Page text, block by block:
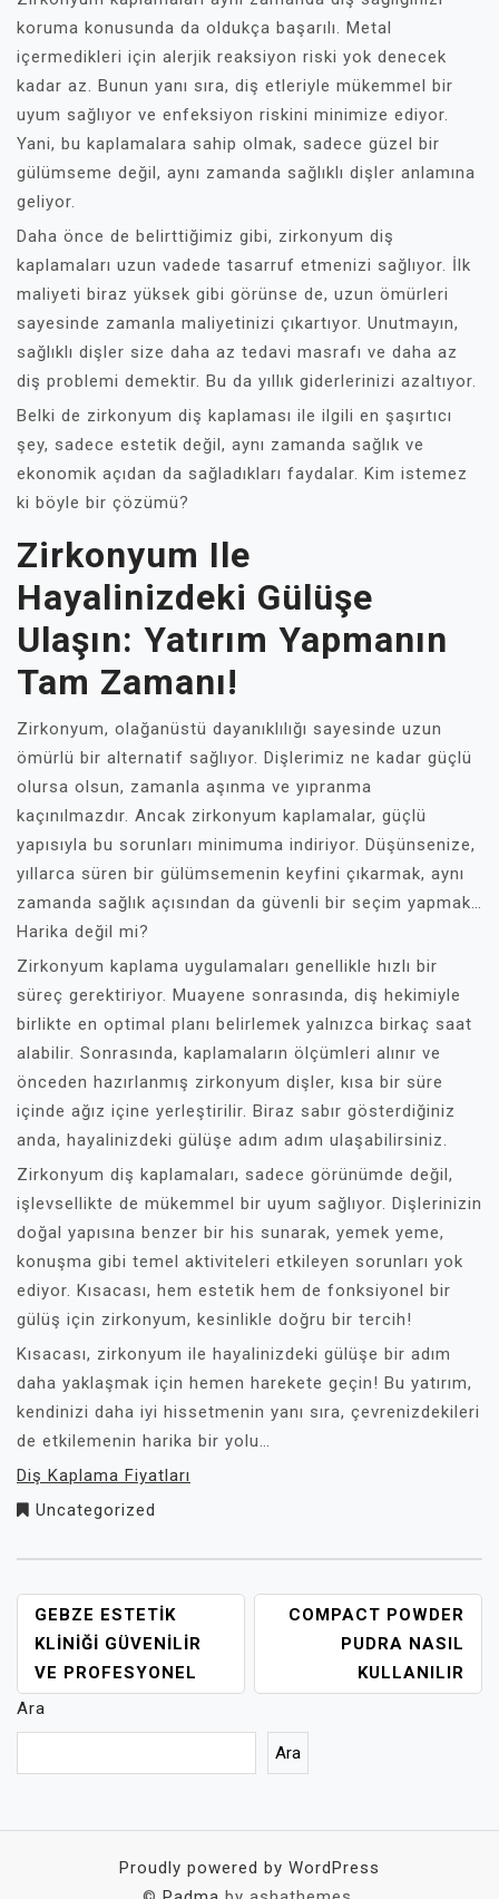
koruma konusunda da oldukça başarılı. Metal
içermedikleri için alerjik reaksiyon riski yok denecek
kadar az. Bunun yanı sıra, diş etleriyle mükemmel bir
uyum sağlıyor ve enfeksiyon riskini minimize ediyor.
Yani, bu kaplamalara sahip olmak, sadece güzel bir
gülümseme değil, aynı zamanda sağlıklı dişler anlamına
geliyor.
Daha önce de belirttiğimiz gibi, zirkonyum diş
kaplamaları uzun vadede tasarruf etmenizi sağlıyor. İlk
maliyeti biraz yüksek gibi görünse de, uzun ömürleri
sayesinde zamanla maliyetinizi çıkartıyor. Unutmayın,
sağlıklı dişler size daha az tedavi masrafı ve daha az
diş problemi demektir. Bu da yıllık giderlerinizi azaltıyor.
Belki de zirkonyum diş kaplaması ile ilgili en şaşırtıcı
şey, sadece estetik değil, aynı zamanda sağlık ve
ekonomik açıdan da sağladıkları faydalar. Kim istemez
ki böyle bir çözümü?
Zirkonyum Ile
Hayalinizdeki Gülüşe
Ulaşın: Yatırım Yapmanın
Tam Zamanı!
Zirkonyum, olağanüstü dayanıklılığı sayesinde uzun
ömürlü bir alternatif sağlıyor. Dişlerimiz ne kadar güçlü
olursa olsun, zamanla aşınma ve yıpranma
kaçınılmazdır. Ancak zirkonyum kaplamalar, güçlü
yapısıyla bu sorunları minimuma indiriyor. Düşünsenize,
yıllarca süren bir gülümsemenin keyfini çıkarmak, aynı
zamanda sağlık açısından da güvenli bir seçim yapmak…
Harika değil mi?
Zirkonyum kaplama uygulamaları genellikle hızlı bir
süreç gerektiriyor. Muayene sonrasında, diş hekimiyle
birlikte en optimal planı belirlemek yalnızca birkaç saat
alabilir. Sonrasında, kaplamaların ölçümleri alınır ve
önceden hazırlanmış zirkonyum dişler, kısa bir süre
içinde ağız içine yerleştirilir. Biraz sabır gösterdiğiniz
anda, hayalinizdeki gülüşe adım adım ulaşabilirsiniz.
Zirkonyum diş kaplamaları, sadece görünümde değil,
işlevsellikte de mükemmel bir uyum sağlıyor. Dişlerinizin
doğal yapısına benzer bir his sunarak, yemek yeme,
konuşma gibi temel aktiviteleri etkileyen sorunları yok
ediyor. Kısacası, hem estetik hem de fonksiyonel bir
gülüş için zirkonyum, kesinlikle doğru bir tercih!
Kısacası, zirkonyum ile hayalinizdeki gülüşe bir adım
daha yaklaşmak için hemen harekete geçin! Bu yatırım,
kendinizi daha iyi hissetmenin yanı sıra, çevrenizdekileri
de etkilemenin harika bir yolu…
Diş Kaplama Fiyatları
Uncategorized
YAZI
GEZINMESI
GEBZE ESTETIK
KLINIĞI GÜVENILIR
VE PROFESYONEL
COMPACT POWDER
PUDRA NASIL
KULLANILIR
Ara
Ara
Proudly powered by WordPress